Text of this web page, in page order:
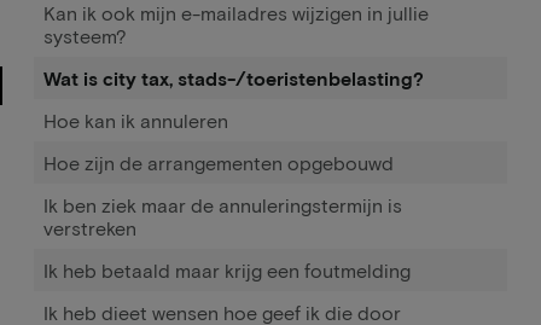
Kan ik ook mijn e-mailadres wijzigen in jullie
systeem?
Wat is city tax, stads-/toeristenbelasting?
Hoe kan ik annuleren
Hoe zijn de arrangementen opgebouwd
Ik ben ziek maar de annuleringstermijn is
verstreken
Ik heb betaald maar krijg een foutmelding
Ik heb dieet wensen hoe geef ik die door